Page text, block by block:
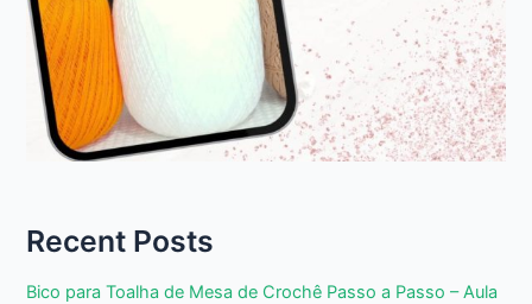
Recent Posts
Bico para Toalha de Mesa de Crochê Passo a Passo – Aula